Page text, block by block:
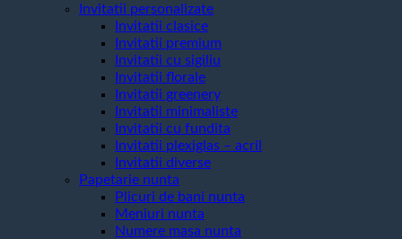
Invitatii personalizate
Invitatii clasice
Invitatii premium
Invitatii cu sigiliu
Invitatii florale
Invitatii greenery
Invitatii minimaliste
Invitatii cu fundita
Invitatii plexiglas – acril
Invitatii diverse
Papetarie nunta
Plicuri de bani nunta
Meniuri nunta
Numere masa nunta